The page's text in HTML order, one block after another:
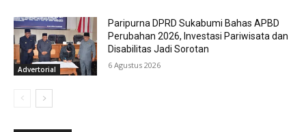
Advertorial
Paripurna DPRD Sukabumi Bahas APBD
Perubahan 2026, Investasi Pariwisata dan
Disabilitas Jadi Sorotan
6 Agustus 2026